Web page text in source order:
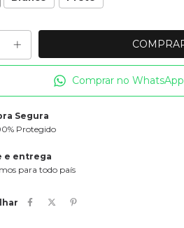
Comprar no WhatsApp
Segura
Protegido
e entrega
para todo país